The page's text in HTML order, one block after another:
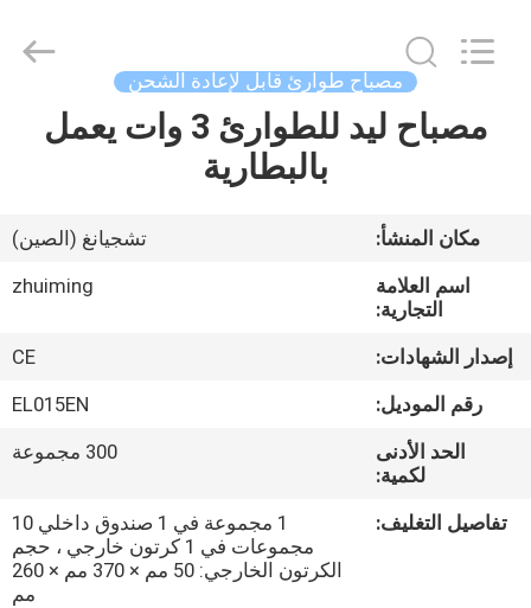
الصفحة
منتجات
معلومات
عنا
جولة
المعمل
Technology
Co.,Ltd.
مصباح طوارئ قابل لإعادة الشحن
مصباح ليد للطوارئ 3 وات يعمل
بالبطارية
مكان المنشأ:
تشجيانغ (الصين)
اسم العلامة
التجارية:
zhuiming
إصدار الشهادات:
CE
رقم الموديل:
EL015EN
الحد الأدنى
لكمية:
300 مجموعة
تفاصيل التغليف:
1 مجموعة في 1 صندوق داخلي 10
مجموعات في 1 كرتون خارجي ، حجم
الكرتون الخارجي: 50 مم × 370 مم × 260
مم